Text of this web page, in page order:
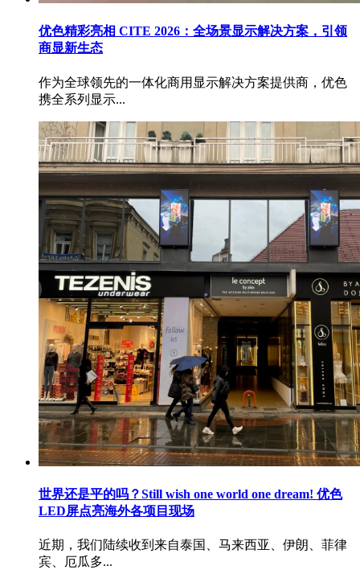
优色精彩亮相 CITE 2026：全场景显示解决方案，引领
商显新生态
作为全球领先的一体化商用显示解决方案提供商，优色
携全系列显示...
世界还是平的吗？Still wish one world one dream! 优色
LED屏点亮海外各项目现场
近期，我们陆续收到来自泰国、马来西亚、伊朗、菲律
宾、厄瓜多...